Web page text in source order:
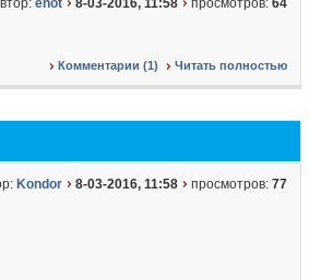
enot 8-03-2016, 11:58 просмотров: 64
Комментарии (1) Читать полностью
Kondor 8-03-2016, 11:58 просмотров: 77